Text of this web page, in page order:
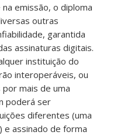
emissão, o diploma
outras
garantida
assinaturas digitais.
instituição do
interoperáveis, ou
mais de uma
poderá ser
diferentes (uma
e assinado de forma